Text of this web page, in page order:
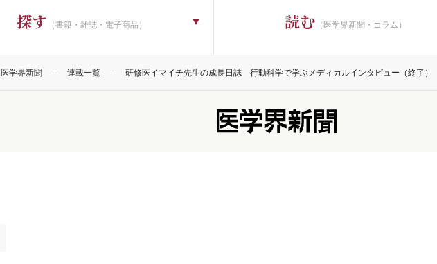
探す （書籍・雑誌・電子商品） 読む （医学界新聞・コラム）
医学界新聞 連載一覧 研修医イマイチ先生の成長日誌 行動科学で学ぶメディカルインタビュー（終了）